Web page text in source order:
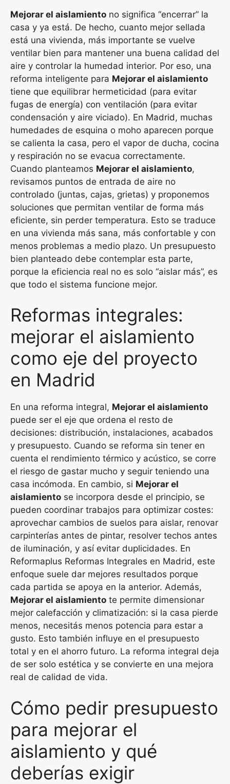
Mejorar el aislamiento no significa “encerrar” la
casa y ya está. De hecho, cuanto mejor sellada
está una vivienda, más importante se vuelve
ventilar bien para mantener una buena calidad del
aire y controlar la humedad interior. Por eso, una
reforma inteligente para Mejorar el aislamiento
tiene que equilibrar hermeticidad (para evitar
fugas de energía) con ventilación (para evitar
condensación y aire viciado). En Madrid, muchas
humedades de esquina o moho aparecen porque
se calienta la casa, pero el vapor de ducha, cocina
y respiración no se evacua correctamente.
Cuando planteamos Mejorar el aislamiento,
revisamos puntos de entrada de aire no
controlado (juntas, cajas, grietas) y proponemos
soluciones que permitan ventilar de forma más
eficiente, sin perder temperatura. Esto se traduce
en una vivienda más sana, más confortable y con
menos problemas a medio plazo. Un presupuesto
bien planteado debe contemplar esta parte,
porque la eficiencia real no es solo “aislar más”, es
que todo el sistema funcione mejor.
Reformas integrales:
mejorar el aislamiento
como eje del proyecto
en Madrid
En una reforma integral, Mejorar el aislamiento
puede ser el eje que ordena el resto de
decisiones: distribución, instalaciones, acabados
y presupuesto. Cuando se reforma sin tener en
cuenta el rendimiento térmico y acústico, se corre
el riesgo de gastar mucho y seguir teniendo una
casa incómoda. En cambio, si Mejorar el
aislamiento se incorpora desde el principio, se
pueden coordinar trabajos para optimizar costes:
aprovechar cambios de suelos para aislar, renovar
carpinterías antes de pintar, resolver techos antes
de iluminación, y así evitar duplicidades. En
Reformaplus Reformas Integrales en Madrid, este
enfoque suele dar mejores resultados porque
cada partida se apoya en la anterior. Además,
Mejorar el aislamiento te permite dimensionar
mejor calefacción y climatización: si la casa pierde
menos, necesitás menos potencia para estar a
gusto. Esto también influye en el presupuesto
total y en el ahorro futuro. La reforma integral deja
de ser solo estética y se convierte en una mejora
real de calidad de vida.
Cómo pedir presupuesto
para mejorar el
aislamiento y qué
deberías exigir